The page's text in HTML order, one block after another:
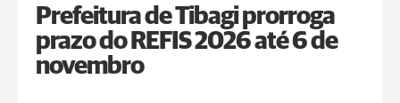
Prefeitura de Tibagi prorroga
prazo do REFIS 2026 até 6 de
novembro